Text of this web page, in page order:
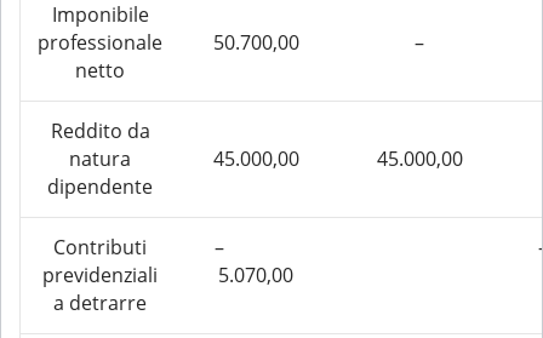
Imponibile
professionale
netto
50.700,00 –
Reddito da
natura
dipendente
45.000,00 45.000,00
Contributi
previdenziali
a detrarre
–
5.070,00